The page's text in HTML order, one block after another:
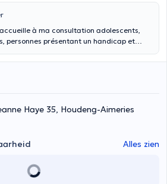
à ma consultation adolescents,
personnes présentant un handicap et
ou moins graves. Je propose un espace de
réponses les plus adéquates possibles
Haye 35, Houdeng-Aimeries
Alles zien